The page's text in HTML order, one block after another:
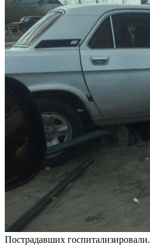
Пострадавших госпитализировали.